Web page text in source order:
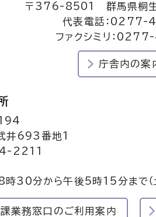
〒376-8501 群馬県桐生
代表電話：0277-
ファクシミリ：
庁舎内の案
井693番地1
2211
8時30分から午後5時15分まで
業務窓口のご利用案内